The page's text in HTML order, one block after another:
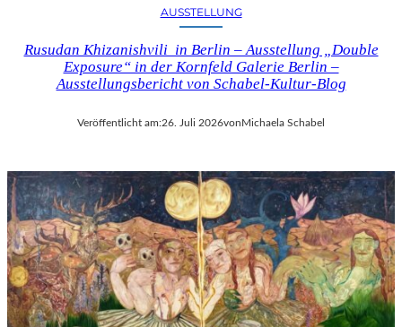
AUSSTELLUNG
Rusudan Khizanishvili in Berlin – Ausstellung „Double
Exposure“ in der Kornfeld Galerie Berlin –
Ausstellungsbericht von Schabel-Kultur-Blog
Veröffentlicht am:26. Juli 2026vonMichaela Schabel